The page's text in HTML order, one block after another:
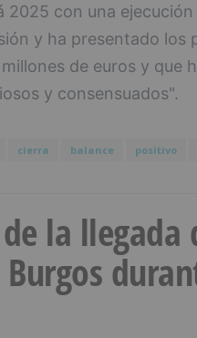
2025 con una
y ha presentado los
de euros y que
y consensuados".
cierra balance positivo
la llegada